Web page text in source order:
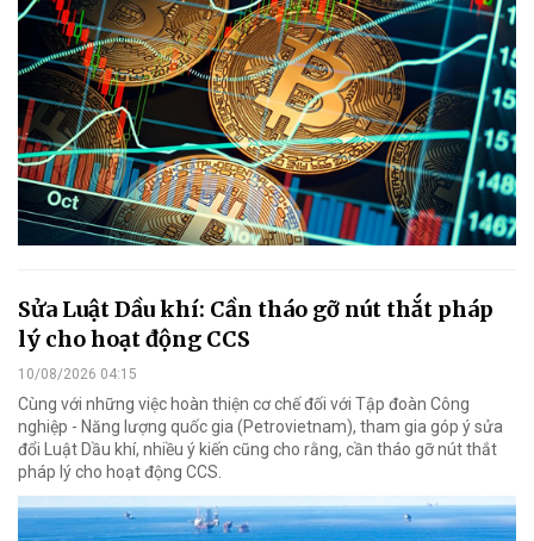
Sửa Luật Dầu khí: Cần tháo gỡ nút thắt pháp
lý cho hoạt động CCS
10/08/2026 04:15
Cùng với những việc hoàn thiện cơ chế đối với Tập đoàn Công
nghiệp - Năng lượng quốc gia (Petrovietnam), tham gia góp ý sửa
đổi Luật Dầu khí, nhiều ý kiến cũng cho rằng, cần tháo gỡ nút thắt
pháp lý cho hoạt động CCS.